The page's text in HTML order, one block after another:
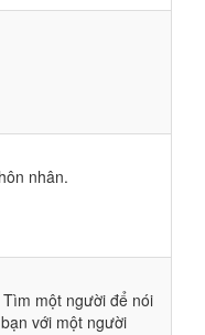
nhân.
một người để nói
với một người